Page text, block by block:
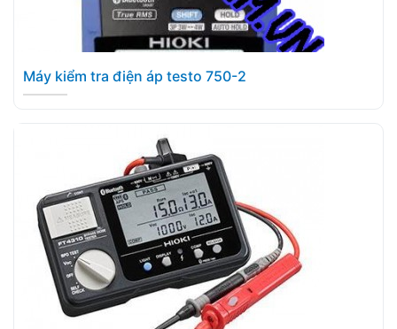
Máy kiểm tra điện áp testo 750-2